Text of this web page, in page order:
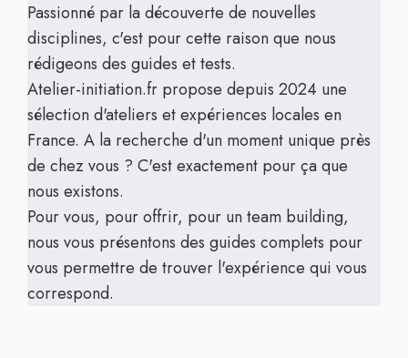
Passionné par la découverte de nouvelles
disciplines, c'est pour cette raison que nous
rédigeons des guides et tests.
Atelier-initiation.fr propose depuis 2024 une
sélection d'ateliers et expériences locales en
France. A la recherche d'un moment unique près
de chez vous ? C'est exactement pour ça que
nous existons.
Pour vous, pour offrir, pour un team building,
nous vous présentons des guides complets pour
vous permettre de trouver l'expérience qui vous
correspond.